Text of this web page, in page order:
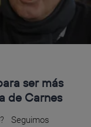
ser más
de Carnes
Seguimos